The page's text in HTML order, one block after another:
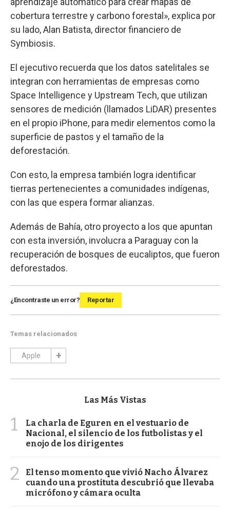
cobertura terrestre y carbono forestal», explica por
su lado, Alan Batista, director financiero de
Symbiosis.
El ejecutivo recuerda que los datos satelitales se
integran con herramientas de empresas como
Space Intelligence y Upstream Tech, que utilizan
sensores de medición (llamados LiDAR) presentes
en el propio iPhone, para medir elementos como la
superficie de pastos y el tamaño de la
deforestación.
Con esto, la empresa también logra identificar
tierras pertenecientes a comunidades indígenas,
con las que espera formar alianzas.
Además de Bahía, otro proyecto a los que apuntan
con esta inversión, involucra a Paraguay con la
recuperación de bosques de eucaliptos, que fueron
deforestados.
¿Encontraste un error? Reportar
Temas relacionados
Apple
Las Más Vistas
1
La charla de Eguren en el vestuario de
Nacional, el silencio de los futbolistas y el
enojo de los dirigentes
2
El tenso momento que vivió Nacho Álvarez
cuando una prostituta descubrió que llevaba
micrófono y cámara oculta